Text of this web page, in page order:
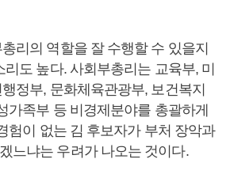
리의 역할을 잘 수행할 수 있을지
도 높다. 사회부총리는 교육부, 미
정부, 문화체육관광부, 보건복지
가족부 등 비경제분야를 총괄하게
험이 없는 김 후보자가 부처 장악과
느냐는 우려가 나오는 것이다.